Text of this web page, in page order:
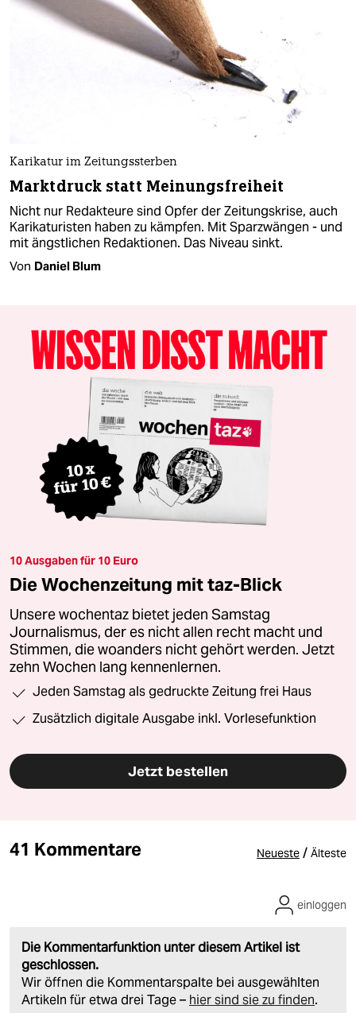
Karikatur im Zeitungssterben
Marktdruck statt Meinungsfreiheit
Nicht nur Redakteure sind Opfer der Zeitungskrise, auch
Karikaturisten haben zu kämpfen. Mit Sparzwängen - und
mit ängstlichen Redaktionen. Das Niveau sinkt.
Von Daniel Blum
10 Ausgaben für 10 Euro
Die Wochenzeitung mit taz-Blick
Unsere wochentaz bietet jeden Samstag
Journalismus, der es nicht allen recht macht und
Stimmen, die woanders nicht gehört werden. Jetzt
zehn Wochen lang kennenlernen.
Jeden Samstag als gedruckte Zeitung frei Haus
Zusätzlich digitale Ausgabe inkl. Vorlesefunktion
Jetzt bestellen
41 Kommentare Neueste / Älteste
Die Kommentarfunktion unter diesem Artikel ist
geschlossen.
Wir öffnen die Kommentarspalte bei ausgewählten
Artikeln für etwa drei Tage – hier sind sie zu finden.
einloggen